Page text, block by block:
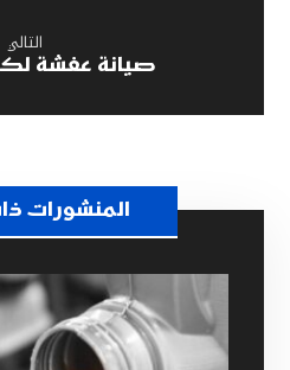
التالي
صيانة عفشة
المنشورات